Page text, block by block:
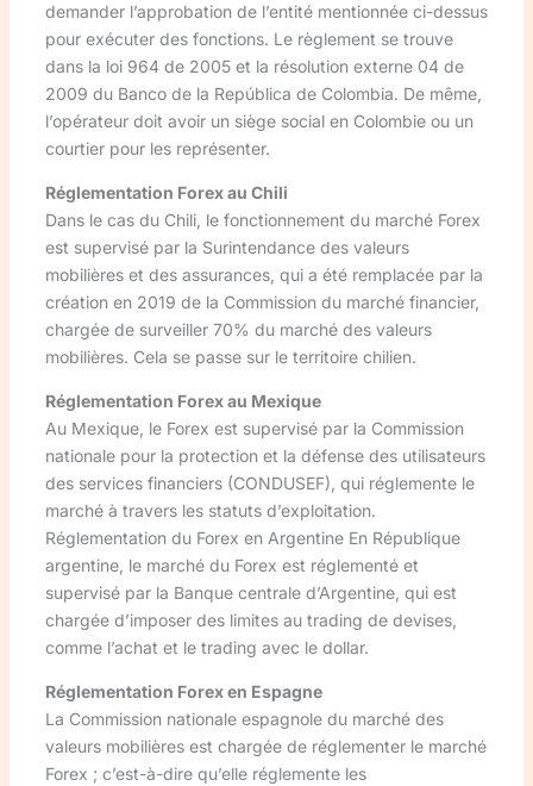
demander l’approbation de l’entité mentionnée ci-dessus
pour exécuter des fonctions. Le règlement se trouve
dans la loi 964 de 2005 et la résolution externe 04 de
2009 du Banco de la República de Colombia. De même,
l’opérateur doit avoir un siège social en Colombie ou un
courtier pour les représenter.
Réglementation Forex au Chili
Dans le cas du Chili, le fonctionnement du marché Forex
est supervisé par la Surintendance des valeurs
mobilières et des assurances, qui a été remplacée par la
création en 2019 de la Commission du marché financier,
chargée de surveiller 70% du marché des valeurs
mobilières. Cela se passe sur le territoire chilien.
Réglementation Forex au Mexique
Au Mexique, le Forex est supervisé par la Commission
nationale pour la protection et la défense des utilisateurs
des services financiers (CONDUSEF), qui réglemente le
marché à travers les statuts d’exploitation.
Réglementation du Forex en Argentine En République
argentine, le marché du Forex est réglementé et
supervisé par la Banque centrale d’Argentine, qui est
chargée d’imposer des limites au trading de devises,
comme l’achat et le trading avec le dollar.
Réglementation Forex en Espagne
La Commission nationale espagnole du marché des
valeurs mobilières est chargée de réglementer le marché
Forex ; c’est-à-dire qu’elle réglemente les